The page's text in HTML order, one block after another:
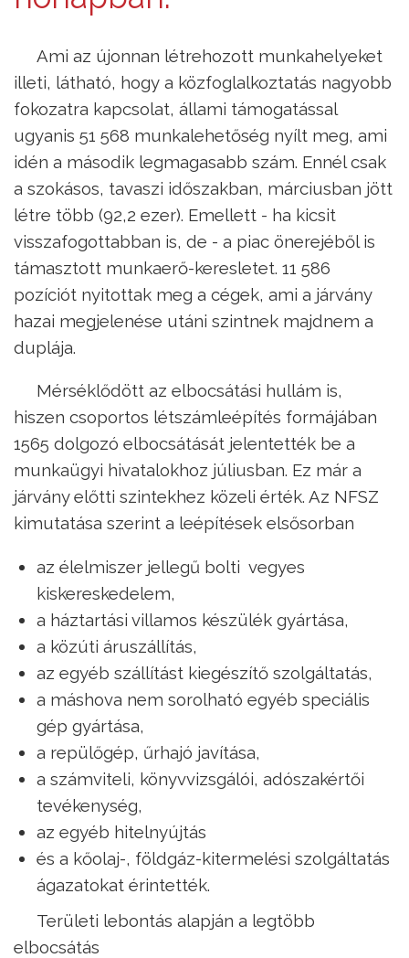
Ami az újonnan létrehozott munkahelyeket
illeti, látható, hogy a közfoglalkoztatás nagyobb
fokozatra kapcsolat, állami támogatással
ugyanis 51 568 munkalehetőség nyílt meg, ami
idén a második legmagasabb szám. Ennél csak
a szokásos, tavaszi időszakban, márciusban jött
létre több (92,2 ezer). Emellett - ha kicsit
visszafogottabban is, de - a piac önerejéből is
támasztott munkaerő-keresletet. 11 586
pozíciót nyitottak meg a cégek, ami a járvány
hazai megjelenése utáni szintnek majdnem a
duplája.
Mérséklődött az elbocsátási hullám is,
hiszen csoportos létszámleépítés formájában
1565 dolgozó elbocsátását jelentették be a
munkaügyi hivatalokhoz júliusban. Ez már a
járvány előtti szintekhez közeli érték. Az NFSZ
kimutatása szerint a leépítések elsősorban
az élelmiszer jellegű bolti vegyes
kiskereskedelem,
a háztartási villamos készülék gyártása,
a közúti áruszállítás,
az egyéb szállítást kiegészítő szolgáltatás,
a máshova nem sorolható egyéb speciális
gép gyártása,
a repülőgép, űrhajó javítása,
a számviteli, könyvvizsgálói, adószakértői
tevékenység,
az egyéb hitelnyújtás
és a kőolaj-, földgáz-kitermelési szolgáltatás
ágazatokat érintették.
Területi lebontás alapján a legtöbb
elbocsátás